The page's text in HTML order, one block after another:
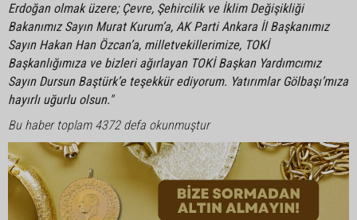
Erdoğan olmak üzere; Çevre, Şehircilik ve İklim Değişikliği
Bakanımız Sayın Murat Kurum’a, AK Parti Ankara İl Başkanımız
Sayın Hakan Han Özcan’a, milletvekillerimize, TOKİ
Başkanlığımıza ve bizleri ağırlayan TOKİ Başkan Yardımcımız
Sayın Dursun Baştürk’e teşekkür ediyorum. Yatırımlar Gölbaşı’mıza
hayırlı uğurlu olsun."
Bu haber toplam 4372 defa okunmuştur